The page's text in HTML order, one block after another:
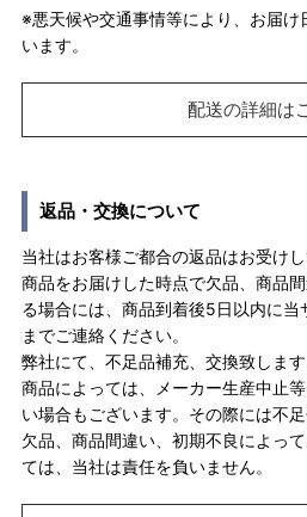
※悪天候や交通事情等により、お届
います。
配送の詳細は
返品・交換について
当社はお客様ご都合の返品はお受けし
商品をお届けした時点で欠品、商品
る場合には、商品到着後5日以内に当
までご連絡ください。
弊社にて、不足品補充、交換致します
商品によっては、メーカー生産中止
い場合もございます。その際には不足
欠品、商品間違い、初期不良によっ
ては、当社は責任を負いません。